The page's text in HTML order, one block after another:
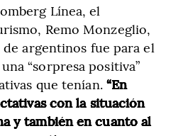
Línea, el
Remo Monzeglio,
argentinos fue para el
“sorpresa positiva”
que tenían. “En
con la situación
y también en cuanto al